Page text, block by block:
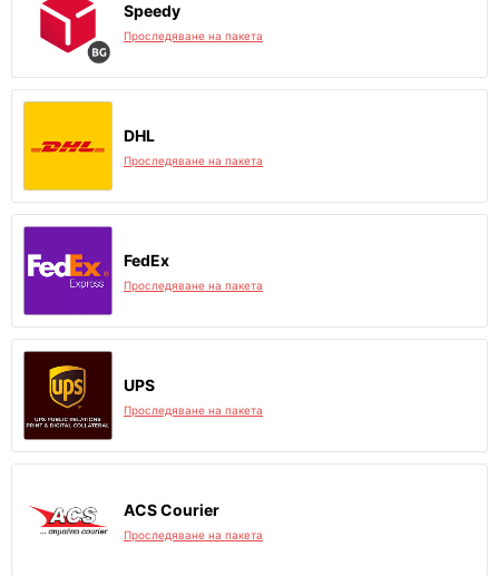
Speedy
Проследяване на пакета
DHL
Проследяване на пакета
FedEx
Проследяване на пакета
UPS
Проследяване на пакета
ACS Courier
Проследяване на пакета